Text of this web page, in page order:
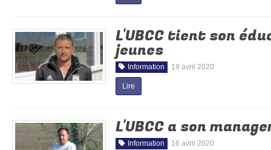
L'UBCC tient son
jeunes
Information 19 avril 2020
Lire
L'UBCC a son
Information 16 avril 2020